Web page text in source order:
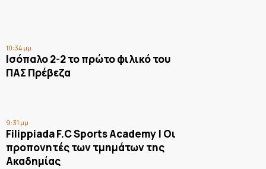
10:34 μμ
Ισόπαλο 2-2 το πρώτο φιλικό του
ΠΑΣ Πρέβεζα
9:31 μμ
Filippiada F.C Sports Academy | Οι
προπονητές των τμημάτων της
Ακαδημίας